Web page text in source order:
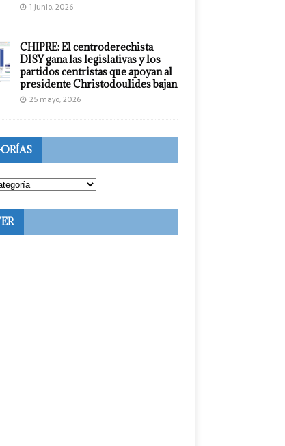
1 junio, 2026
CHIPRE: El centroderechista
DISY gana las legislativas y los
partidos centristas que apoyan al
presidente Christodoulides bajan
25 mayo, 2026